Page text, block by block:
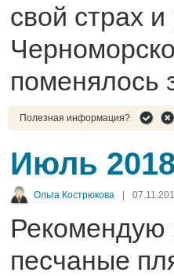
свой страх
поменялось
Полезная информация?
Июль 2018
Ольга Кострюкова |
Рекомендую
песчаные